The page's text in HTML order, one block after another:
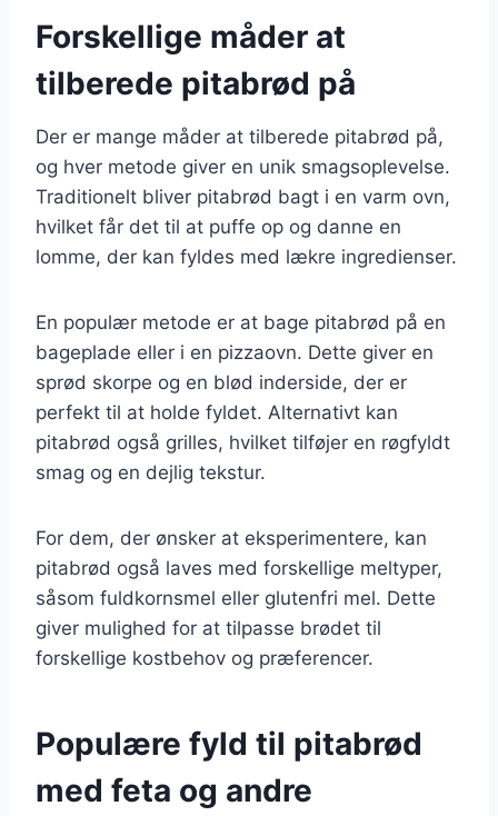
Forskellige måder at
tilberede pitabrød på
Der er mange måder at tilberede pitabrød på,
og hver metode giver en unik smagsoplevelse.
Traditionelt bliver pitabrød bagt i en varm ovn,
hvilket får det til at puffe op og danne en
lomme, der kan fyldes med lækre ingredienser.
En populær metode er at bage pitabrød på en
bageplade eller i en pizzaovn. Dette giver en
sprød skorpe og en blød inderside, der er
perfekt til at holde fyldet. Alternativt kan
pitabrød også grilles, hvilket tilføjer en røgfyldt
smag og en dejlig tekstur.
For dem, der ønsker at eksperimentere, kan
pitabrød også laves med forskellige meltyper,
såsom fuldkornsmel eller glutenfri mel. Dette
giver mulighed for at tilpasse brødet til
forskellige kostbehov og præferencer.
Populære fyld til pitabrød
med feta og andre